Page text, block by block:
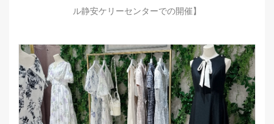
ル静安ケリーセンターでの開催】